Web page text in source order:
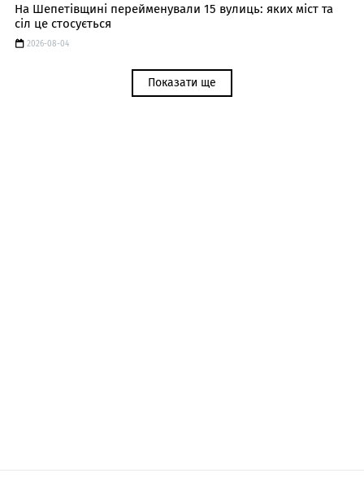
На Шепетівщині перейменували 15 вулиць: яких міст та
сіл це стосується
2026-08-04
Показати ще